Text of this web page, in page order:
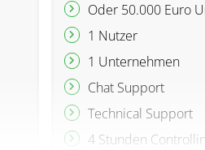
Oder 50.000 Euro
1 Nutzer
1 Unternehmen
Chat Support
Technical Support
4 Stunden